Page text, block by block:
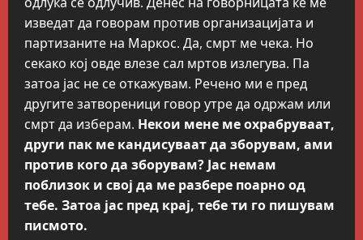
изведат да говорам пpoтив организацијата и
партизаните на Маркос. Да, смрт ме чека. Но
секако кој овде влезе сал мртов излегува. Па
затоа јас не се откажувам. Речено ми е пред
другите затвореници говор утре да одржам или
смрт да изберам. Некои мене ме охрабруваат,
други пак ме кандисуваат да зборувам, ами
против кого да зборувам? Јас немам
поблизок и свој да ме разбере поарно од
тебе. Затоа јас пред крај, тебе ти го пишувам
писмото.